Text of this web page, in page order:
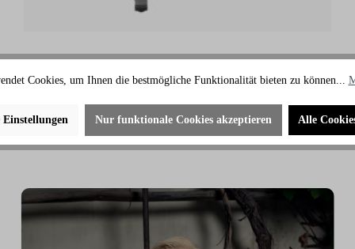
Konsole
1.695,00 CHF 2.030,00 CHF
Cookies, um Ihnen die bestmögliche Funktionalität bieten zu können...
Nur funktionale Cookies akzeptieren Alle